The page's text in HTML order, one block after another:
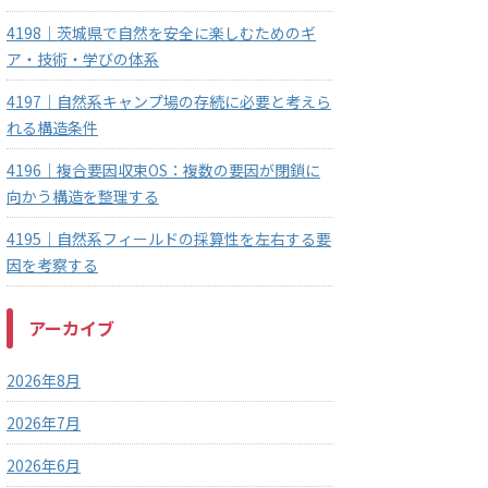
4198｜茨城県で自然を安全に楽しむためのギ
ア・技術・学びの体系
4197｜自然系キャンプ場の存続に必要と考えら
れる構造条件
4196｜複合要因収束OS：複数の要因が閉鎖に
向かう構造を整理する
4195｜自然系フィールドの採算性を左右する要
因を考察する
アーカイブ
2026年8月
2026年7月
2026年6月